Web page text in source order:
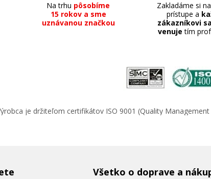
Na trhu pôsobíme
15 rokov a sme
uznávanou značkou
Zakladáme si
prístupe a
zákazníkovi
venuje tím
je držiteľom certifikátov ISO 9001 (Quality
Všetko o doprave a